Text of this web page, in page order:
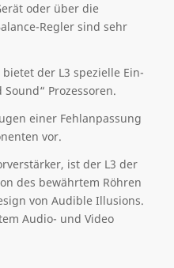
oder über die
Regler sind sehr
bietet der L3 spezielle Ein-
Prozessoren.
einer Fehlanpassung
vor.
ist der L3 der
des bewährtem Röhren
von Audible Illusions.
Audio- und Video